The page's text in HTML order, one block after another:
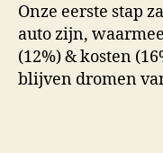
Onze eerste stap
auto zijn,
(12%) & kosten
blijven dromen